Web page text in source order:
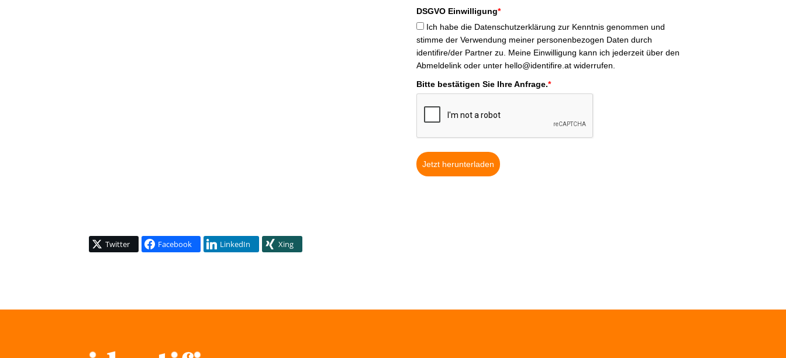
DSGVO Einwilligung*
Ich habe die Datenschutzerklärung zur Kenntnis genommen und
stimme der Verwendung meiner personenbezogen Daten durch
identifire/der Partner zu. Meine Einwilligung kann ich jederzeit über den
Abmeldelink oder unter hello@identifire.at widerrufen.
Bitte bestätigen Sie Ihre Anfrage.*
Jetzt herunterladen
Twitter Facebook LinkedIn Xing